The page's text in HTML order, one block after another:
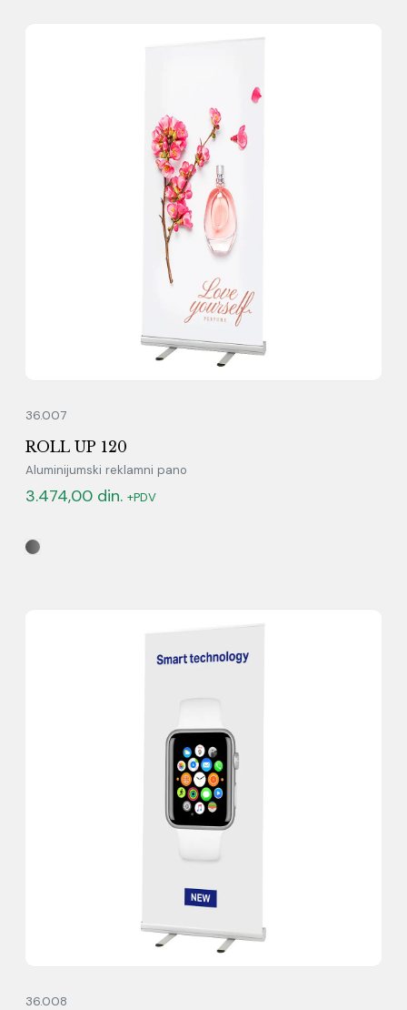
36.007
ROLL UP 120
Aluminijumski reklamni pano
3.474,00 din. +PDV
36.008